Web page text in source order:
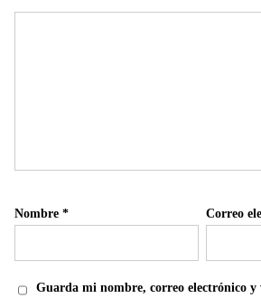
Nombre * Correo
Guarda mi nombre, correo electrónico y